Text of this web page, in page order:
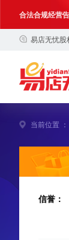
网络店铺合法经
易店无忧股
当前位置 ：
信誉：